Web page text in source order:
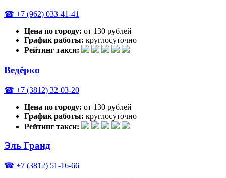
☎ +7 (962) 033-41-41
Цена по городу: от 130 рублей
График работы: круглосуточно
Рейтинг такси:
Ведёрко
☎ +7 (3812) 32-03-20
Цена по городу: от 130 рублей
График работы: круглосуточно
Рейтинг такси:
Эль Гранд
☎ +7 (3812) 51-16-66